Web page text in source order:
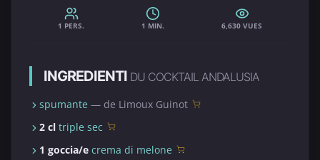
1 PERS. 1 MIN. 6,630 VUES
INGREDIENTI DU COCKTAIL ANDALUSIA
spumante — de Limoux Guinot
2 cl triple sec
1 goccia/e crema di melone